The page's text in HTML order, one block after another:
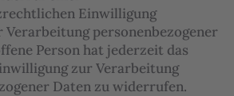
Einwilligung
Verarbeitung personenbezogener
Person hat jederzeit das
zur Verarbeitung
Daten zu widerrufen.